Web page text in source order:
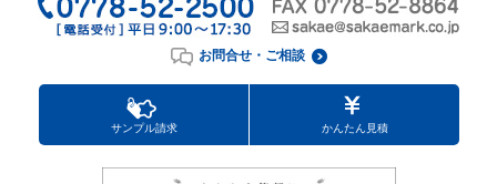
お問合せ・ご相談
サンプル請求 かんたん見積